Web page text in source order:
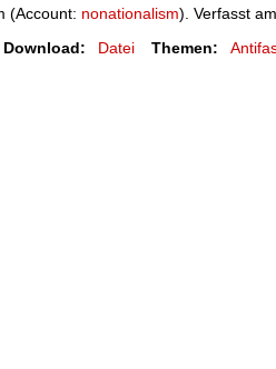
(Account: nonationalism). Verfasst
Download: Datei Themen: